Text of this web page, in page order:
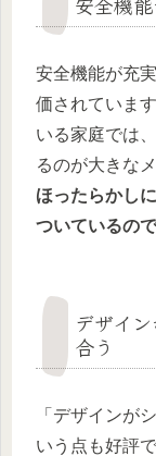
安全機能が充
価されていま
いる家庭では
るのが大きな
ほったらかし
ついているの
デザイ
合う
「デザインが
いう点も好評